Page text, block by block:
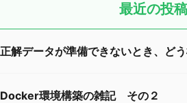
最近の投稿
正解データが準備できないとき、ど
Docker環境構築の雑記 その２